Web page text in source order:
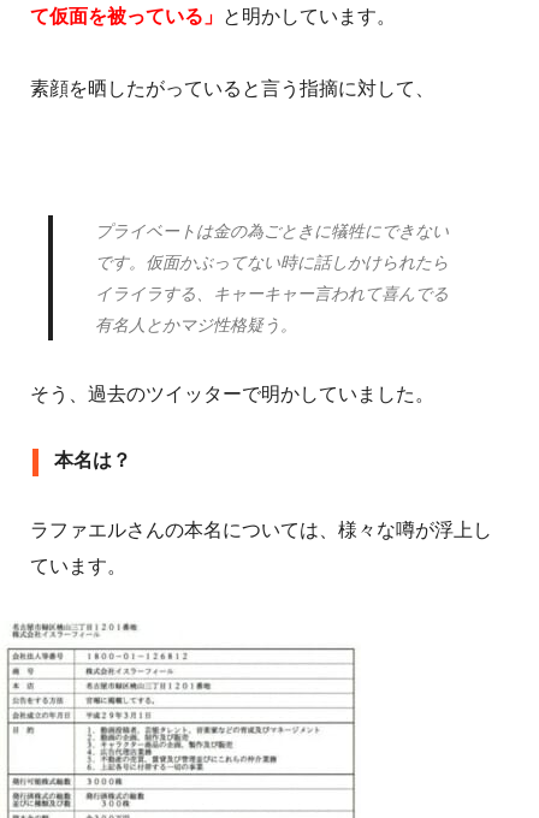
て仮面を被っている」 と明かしています。
素顔を晒したがっていると言う指摘に対して、
プライベートは金の為ごときに犠牲にできない
です。仮面かぶってない時に話しかけられたら
イライラする、キャーキャー言われて喜んでる
有名人とかマジ性格疑う。
そう、過去のツイッターで明かしていました。
本名は？
ラファエルさんの本名については、様々な噂が浮上し
ています。